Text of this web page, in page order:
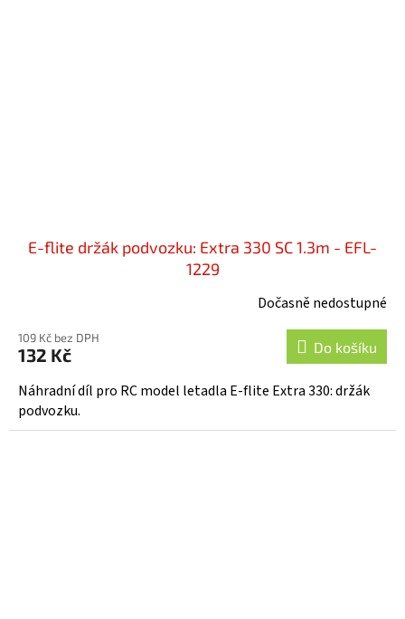
E-flite držák podvozku: Extra 330 SC 1.3m - EFL-
1229
Dočasně nedostupné
109 Kč bez DPH
132 Kč Do košíku
Náhradní díl pro RC model letadla E-flite Extra 330: držák
podvozku.